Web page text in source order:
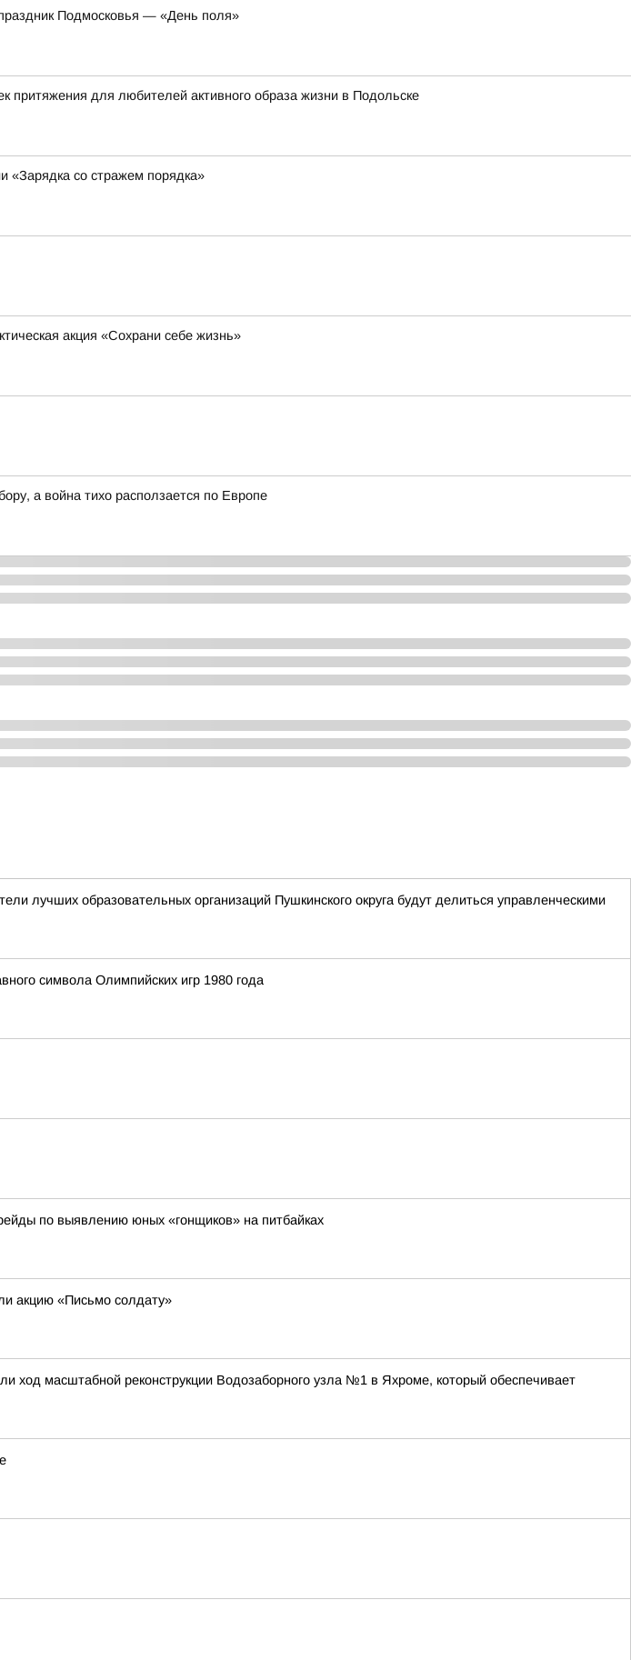
Подмосковья — «День поля»
притяжения для любителей активного образа жизни в Подольске
«Зарядка со стражем порядка»
акция «Сохрани себе жизнь»
а война тихо расползается по Европе
лучших образовательных организаций Пушкинского округа будут делиться управленческими
символа Олимпийских игр 1980 года
по выявлению юных «гонщиков» на питбайках
акцию «Письмо солдату»
ход масштабной реконструкции Водозаборного узла №1 в Яхроме, который обеспечивает